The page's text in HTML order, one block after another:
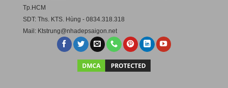
Tp.HCM
SDT: Ths. KTS. Hùng - 0834.318.318
Mail: Ktstrung@nhadepsaigon.net